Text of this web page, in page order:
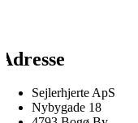
Sejlerhjerte ApS
Nybygade 18